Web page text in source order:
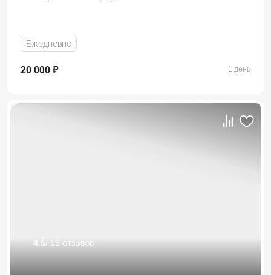
Ежедневно
20 000 ₽ 1 день
4.5/ 13 отзывов